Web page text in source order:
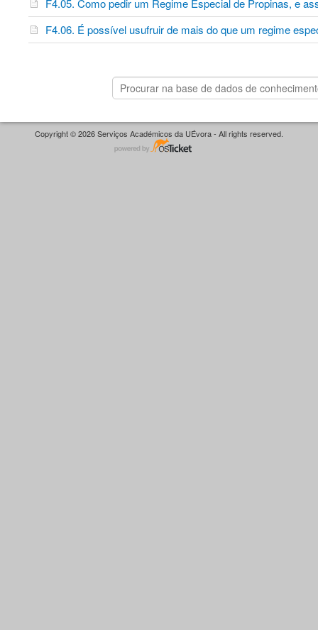
F4.05. Como pedir um Regime Especial de Propinas, e
F4.06. É possível usufruir de mais do que um regime
Copyright © 2026 Serviços Académicos da UÉvora - All rights reserved.